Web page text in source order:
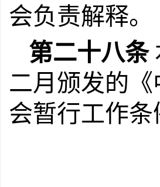
会负责解释。
第二十八条
二月颁发的
会暂行工作